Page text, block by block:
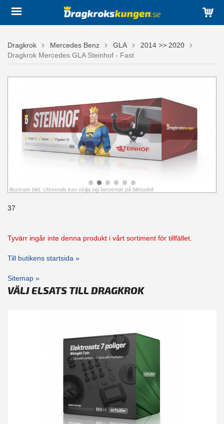
Dragkrok Mercedes Benz GLA
2014 >> 2020
Dragkrok Mercedes GLA Steinhof - Fast
Illustrativ bild. Utseende kan skilja sig beroende på bilmodell.
37
Tyvärr ingår inte denna produkt i vårt sortiment för tillfället.
Till butikens startsida »
Sitemap »
VÄLJ ELSATS TILL DRAGKROK